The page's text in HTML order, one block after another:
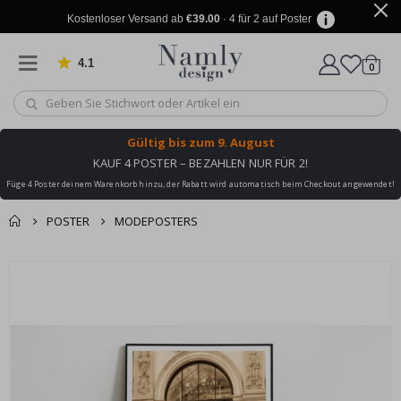
Kostenloser Versand ab €39.00· 4 für 2 auf Poster
4.1 von 1032 Bewertungen
Wagen
0
Gültig bis zum 9. August
KAUF 4 POSTER – BEZAHLEN NUR FÜR 2!
Füge 4 Poster deinem Warenkorb hinzu, der Rabatt wird automatisch beim Checkout angewendet!
POSTER MODEPOSTERS